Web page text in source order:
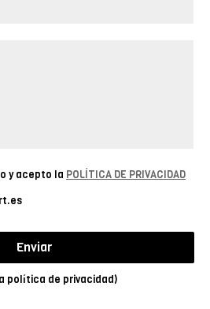
y acepto la POLÍTICA DE PRIVACIDAD
política de privacidad)